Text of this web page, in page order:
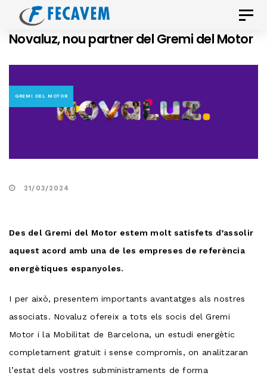
Skip
links
primary
Toggle
Novaluz, nou partner del Gremi del Motor
GREMI DEL MOTOR
21/03/2024
Des del Gremi del Motor estem molt satisfets d’assolir
aquest acord amb una de les empreses de referència
energètiques espanyoles.
I per això, presentem importants avantatges als nostres
associats. Novaluz ofereix a tots els socis del Gremi
Motor i la Mobilitat de Barcelona, un estudi energètic
completament gratuït i sense compromís, on analitzaran
l’estat dels vostres subministraments de forma